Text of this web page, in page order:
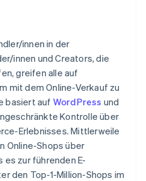
innen in der
innen und Creators, die
greifen alle auf
mit dem Online-Verkauf zu
basiert auf WordPress und
Kontrolle über
Erlebnisses. Mittlerweile
Online-Shops über
zur führenden E-
den Top-1-Million-Shops im